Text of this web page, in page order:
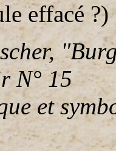
effacé ?)
N° 15
et